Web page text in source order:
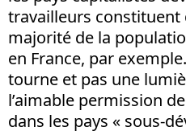
travailleurs constituent
majorité de la
en France, par
tourne et pas une
l’aimable permission
dans les pays « sous-